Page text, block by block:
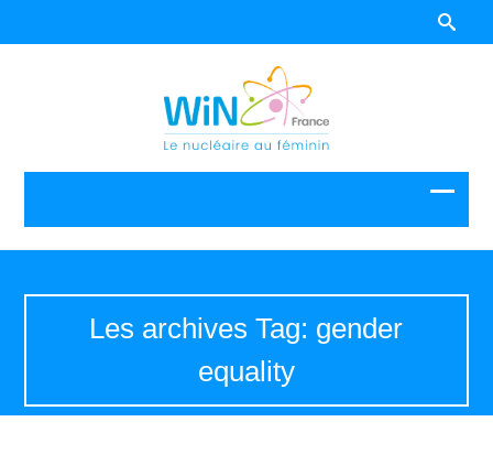
Les archives Tag: gender
equality